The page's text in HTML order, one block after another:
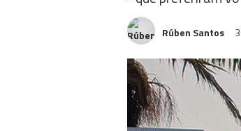
Rúben Santos